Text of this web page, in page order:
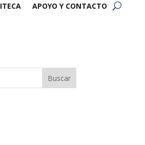
APOYO Y CONTACTO